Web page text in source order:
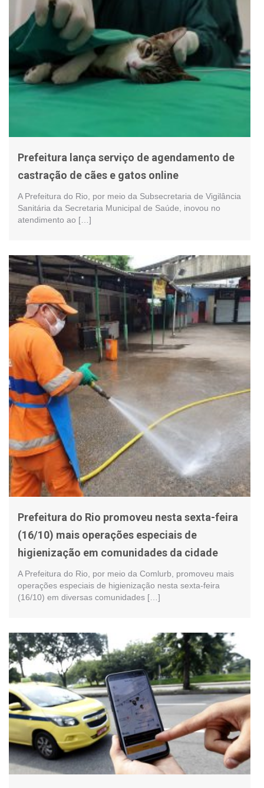
Prefeitura lança serviço de agendamento de
castração de cães e gatos online
A Prefeitura do Rio, por meio da Subsecretaria de Vigilância
Sanitária da Secretaria Municipal de Saúde, inovou no
atendimento ao […]
Prefeitura do Rio promoveu nesta sexta-feira
(16/10) mais operações especiais de
higienização em comunidades da cidade
A Prefeitura do Rio, por meio da Comlurb, promoveu mais
operações especiais de higienização nesta sexta-feira
(16/10) em diversas comunidades […]